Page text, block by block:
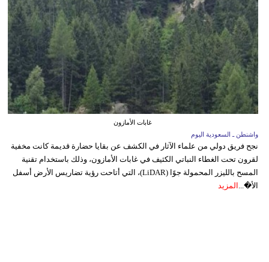
غابات الأمازون
واشنطن ـ السعودية اليوم
نجح فريق دولي من علماء الآثار في الكشف عن بقايا حضارة قديمة كانت مخفية
لقرون تحت الغطاء النباتي الكثيف في غابات الأمازون، وذلك باستخدام تقنية
المسح بالليزر المحمولة جوًا (LiDAR)، التي أتاحت رؤية تضاريس الأرض أسفل
الأ�... المزيد